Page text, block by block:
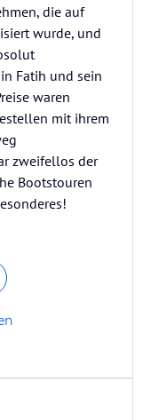
die auf
wurde, und
Fatih und sein
waren
mit ihrem
zweifellos der
Bootstouren